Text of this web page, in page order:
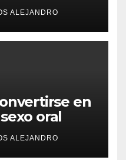
ALEJANDRO
en
oral
ALEJANDRO